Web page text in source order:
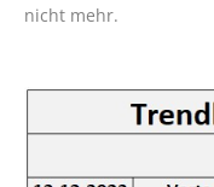
nicht mehr.